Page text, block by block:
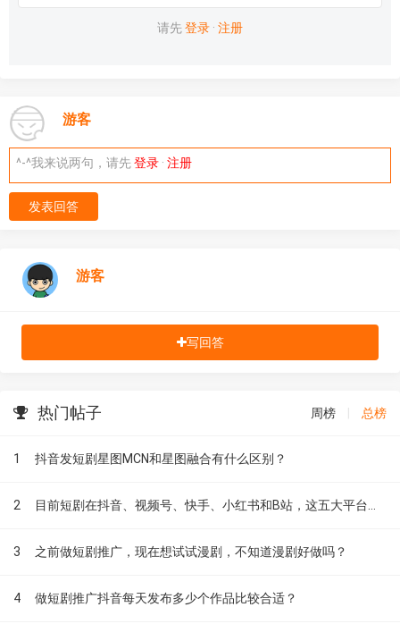
请先登录 · 注册
游客
^-^我来说两句，请先登录 · 注册
发表回答
游客
写回答
热门帖子 周榜 总榜
1 抖音发短剧星图MCN和星图融合有什么区别？
2
3 之前做短剧推广，现在想试试漫剧，不知道漫剧好做吗？
4 做短剧推广抖音每天发布多少个作品比较合适？